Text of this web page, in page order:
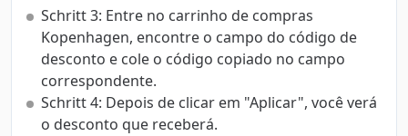
Schritt 3: Entre no carrinho de compras
Kopenhagen, encontre o campo do código de
desconto e cole o código copiado no campo
correspondente.
Schritt 4: Depois de clicar em "Aplicar", você verá
o desconto que receberá.